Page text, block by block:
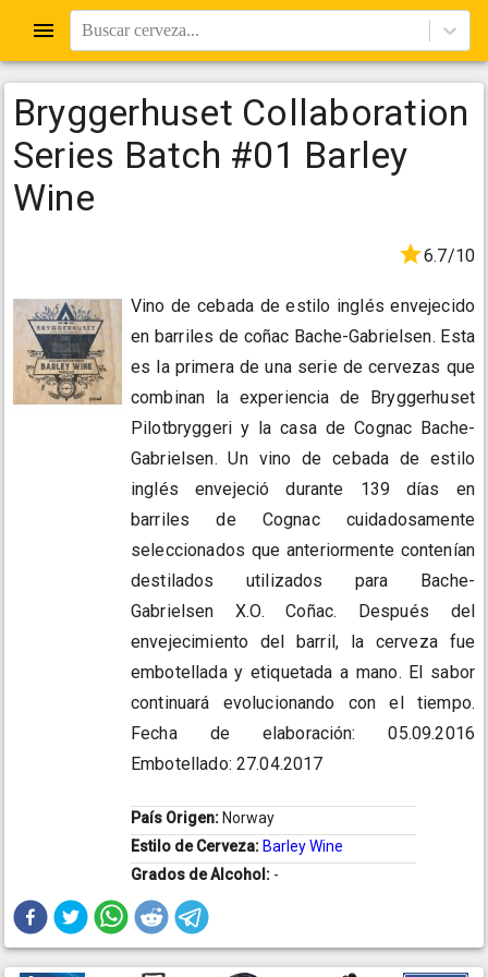
Buscar cerveza...
Bryggerhuset Collaboration
Series Batch #01 Barley
Wine
6.7/10
Vino de cebada de estilo inglés envejecido
en barriles de coñac Bache-Gabrielsen. Esta
es la primera de una serie de cervezas que
combinan la experiencia de Bryggerhuset
Pilotbryggeri y la casa de Cognac Bache-
Gabrielsen. Un vino de cebada de estilo
inglés envejeció durante 139 días en
barriles de Cognac cuidadosamente
seleccionados que anteriormente contenían
destilados utilizados para Bache-
Gabrielsen X.O. Coñac. Después del
envejecimiento del barril, la cerveza fue
embotellada y etiquetada a mano. El sabor
continuará evolucionando con el tiempo.
Fecha de elaboración: 05.09.2016
Embotellado: 27.04.2017
País Origen: Norway
Estilo de Cerveza: Barley Wine
Grados de Alcohol: -